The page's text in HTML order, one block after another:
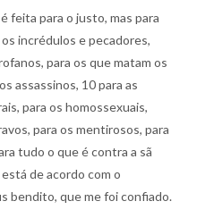
feita para o justo, mas para
incrédulos e pecadores,
para os que matam os
assassinos, 10 para as
para os homossexuais,
para os mentirosos, para
tudo o que é contra a sã
de acordo com o
bendito, que me foi confiado.